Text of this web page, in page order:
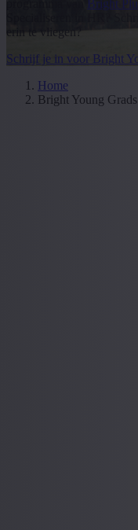
Bright
Specialiseren in HR?
erin te vliegen?
Schrijf je in voor Bright
Home
Bright Young Grads